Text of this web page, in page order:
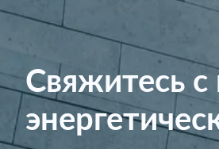
Свяжитесь